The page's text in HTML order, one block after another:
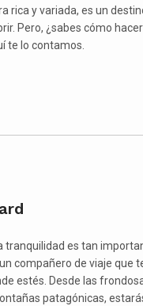
rica y variada, es un
Pero, ¿sabes cómo
te lo contamos.
tranquilidad es tan
compañero de viaje que
estés. Desde las
patagónicas,